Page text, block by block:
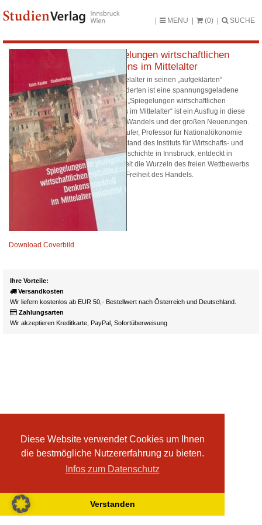
Diese Website verwendet Cookies um Ihnen
die bestmögliche Nutzererfahrung zu bieten.
Infos zum Datenschutz
Verstanden
MENU (0) SUCHE
Download Coverbild
Spiegelungen wirtschaftlichen
Denkens im Mittelalter
Das Mittelalter in seinen „aufgeklärten“
Jahrhunderten ist eine spannungsgeladene
Epoche. „Spiegelungen wirtschaftlichen
Denkens im Mittelalter“ ist ein Ausflug in diese
Zeit des Wandels und der großen Neuerungen.
Erich Kaufer, Professor für Nationalökonomie
und Vorstand des Instituts für Wirtschafts- und
Sozialgeschichte in Innsbruck, entdeckt in
dieser Zeit die Wurzeln des freien Wettbewerbs
und der Freiheit des Handels.
Ihre Vorteile:
Versandkosten
Wir liefern kostenlos ab EUR 50,- Bestellwert nach Österreich und Deutschland.
Zahlungsarten
Wir akzeptieren Kreditkarte, PayPal, Sofortüberweisung